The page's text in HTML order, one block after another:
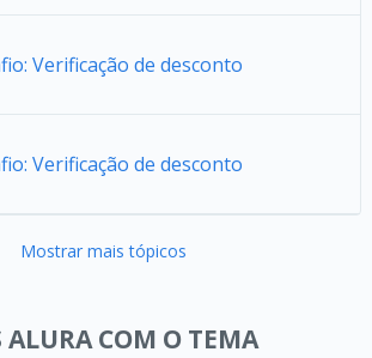
Verificação de desconto
Verificação de desconto
Mostrar mais tópicos
ALURA COM O TEMA